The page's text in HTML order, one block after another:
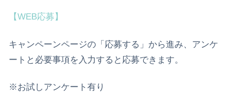
【WEB応募】
キャンペーンページの「応募する」から進み、アンケ
ートと必要事項を入力すると応募できます。
※お試しアンケート有り